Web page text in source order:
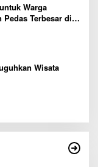
Warga
Pedas Terbesar di
Wisata